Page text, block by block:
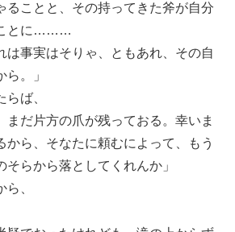
ることと、その持ってきた斧が自分
ことに………
は事実はそりゃ、ともあれ、その自
。」
ば、
まだ片方の爪が残っておる。幸いま
から、そなたに頼むによって、もう
そらから落としてくれんか」
、